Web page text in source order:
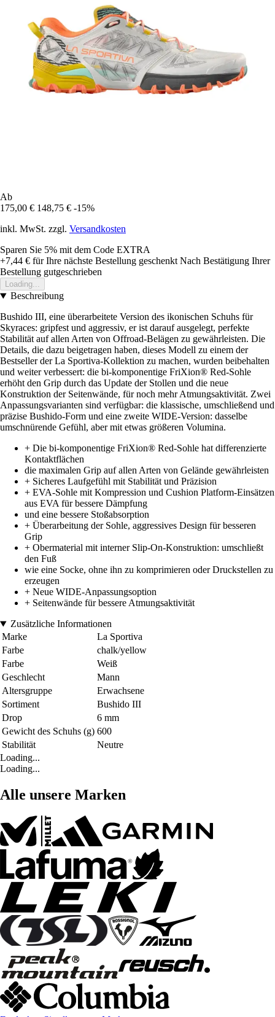
Ab
175,00 € 148,75 € -15%
inkl. MwSt. zzgl. Versandkosten
Sparen Sie 5% mit dem Code EXTRA
+7,44 € für Ihre nächste Bestellung geschenkt Nach Bestätigung Ihrer
Bestellung gutgeschrieben
Loading...
Beschreibung
Bushido III, eine überarbeitete Version des ikonischen Schuhs für
Skyraces: gripfest und aggressiv, er ist darauf ausgelegt, perfekte
Stabilität auf allen Arten von Offroad-Belägen zu gewährleisten. Die
Details, die dazu beigetragen haben, dieses Modell zu einem der
Bestseller der La Sportiva-Kollektion zu machen, wurden beibehalten
und weiter verbessert: die bi-komponentige FriXion® Red-Sohle
erhöht den Grip durch das Update der Stollen und die neue
Konstruktion der Seitenwände, für noch mehr Atmungsaktivität. Zwei
Anpassungsvarianten sind verfügbar: die klassische, umschließend und
präzise Bushido-Form und eine zweite WIDE-Version: dasselbe
umschnürende Gefühl, aber mit etwas größeren Volumina.
+ Die bi-komponentige FriXion® Red-Sohle hat differenzierte
Kontaktflächen
die maximalen Grip auf allen Arten von Gelände gewährleisten
+ Sicheres Laufgefühl mit Stabilität und Präzision
+ EVA-Sohle mit Kompression und Cushion Platform-Einsätzen
aus EVA für bessere Dämpfung
und eine bessere Stoßabsorption
+ Überarbeitung der Sohle, aggressives Design für besseren
Grip
+ Obermaterial mit interner Slip-On-Konstruktion: umschließt
den Fuß
wie eine Socke, ohne ihn zu komprimieren oder Druckstellen zu
erzeugen
+ Neue WIDE-Anpassungsoption
+ Seitenwände für bessere Atmungsaktivität
Zusätzliche Informationen
Marke
La Sportiva
Farbe
chalk/yellow
Farbe
Weiß
Geschlecht
Mann
Altersgruppe
Erwachsene
Sortiment
Bushido III
Drop
6 mm
Gewicht des Schuhs (g) 600
Stabilität
Neutre
Loading...
Loading...
Alle unsere Marken